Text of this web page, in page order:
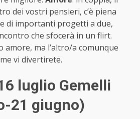
dei vostri pensieri, c’è piena
di importanti progetti a due,
che sfocerà in un flirt.
amore, ma l’altro/a comunque
vi divertirete.
luglio Gemelli
21 giugno)